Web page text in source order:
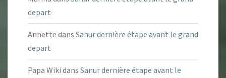
depart
Annette dans Sanur dernière étape avant le grand
depart
Papa Wiki dans Sanur dernière étape avant le